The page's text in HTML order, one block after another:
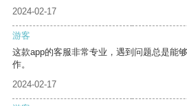
2024-02-17
游客
这款app的客服非常专业，遇到问题总是能
作。
2024-02-17